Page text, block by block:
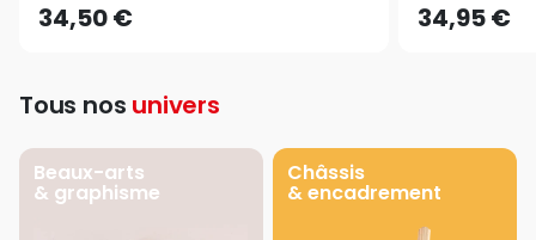
34,50 € 34,95 €
Tous nos univers
Beaux-arts
& graphisme
Châssis
& encadrement